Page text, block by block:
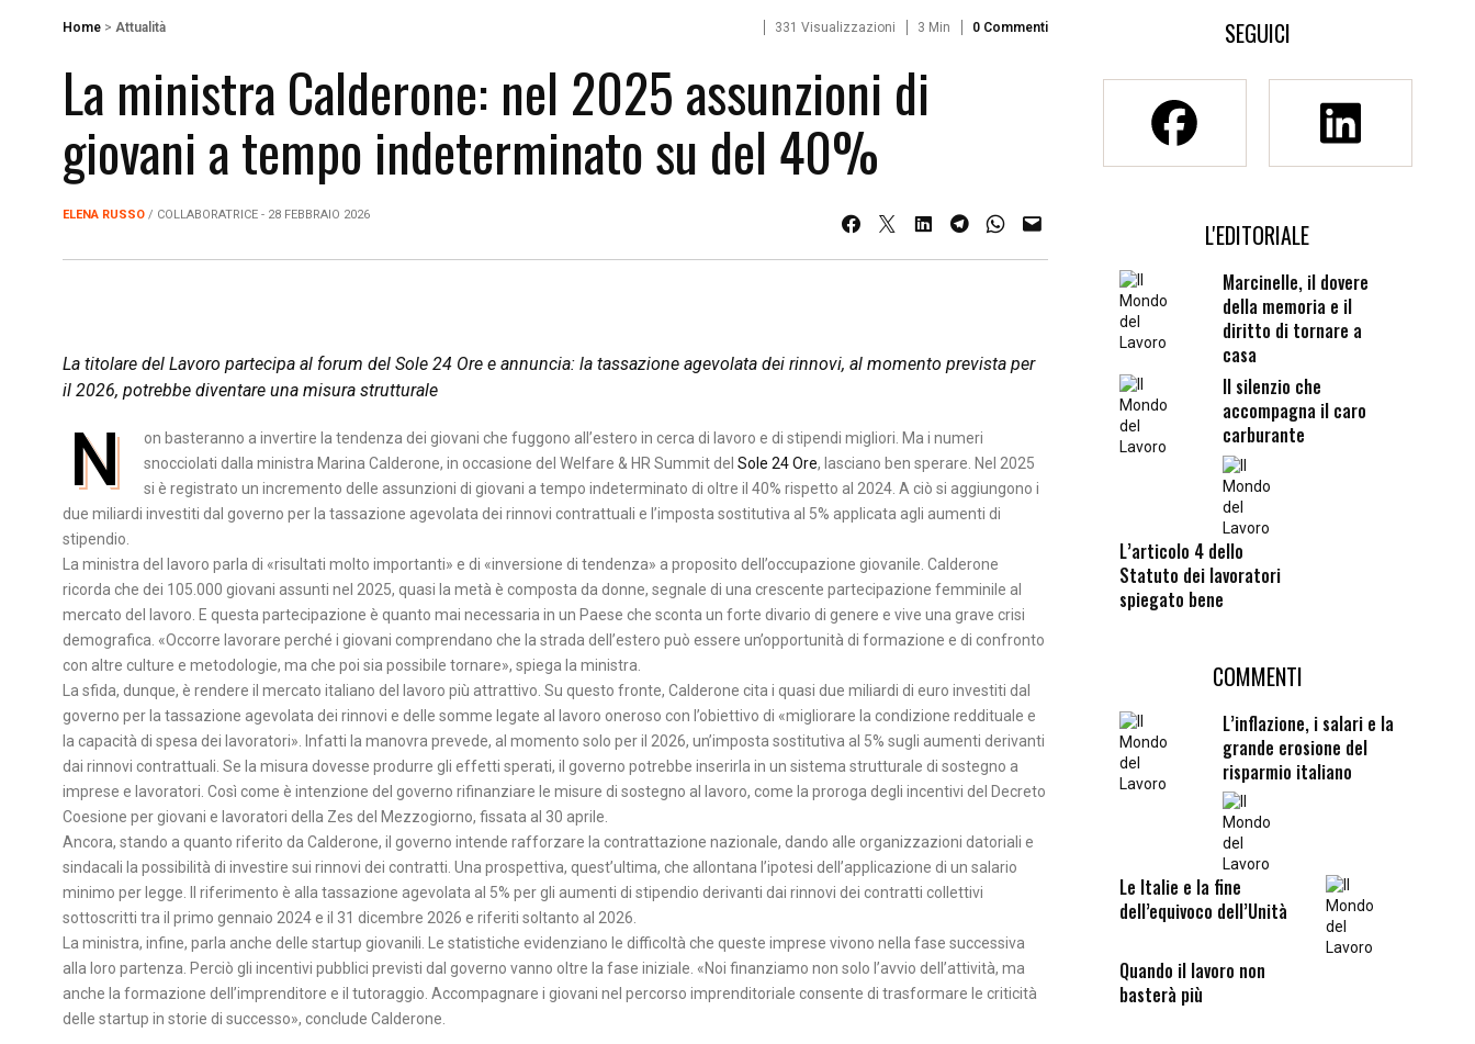
Home > Attualità 331 Visualizzazioni 3 Min 0 Commenti
La ministra Calderone: nel 2025 assunzioni di
giovani a tempo indeterminato su del 40%
ELENA RUSSO / COLLABORATRICE - 28 FEBBRAIO 2026
La titolare del Lavoro partecipa al forum del Sole 24 Ore e annuncia: la tassazione agevolata dei rinnovi, al momento prevista per
il 2026, potrebbe diventare una misura strutturale
N
on basteranno a invertire la tendenza dei giovani che fuggono all’estero in cerca di lavoro e di stipendi migliori. Ma i numeri
snocciolati dalla ministra Marina Calderone, in occasione del Welfare & HR Summit del Sole 24 Ore, lasciano ben sperare. Nel 2025
si è registrato un incremento delle assunzioni di giovani a tempo indeterminato di oltre il 40% rispetto al 2024. A ciò si aggiungono i
due miliardi investiti dal governo per la tassazione agevolata dei rinnovi contrattuali e l’imposta sostitutiva al 5% applicata agli aumenti di
stipendio.
La ministra del lavoro parla di «risultati molto importanti» e di «inversione di tendenza» a proposito dell’occupazione giovanile. Calderone
ricorda che dei 105.000 giovani assunti nel 2025, quasi la metà è composta da donne, segnale di una crescente partecipazione femminile al
mercato del lavoro. E questa partecipazione è quanto mai necessaria in un Paese che sconta un forte divario di genere e vive una grave crisi
demografica. «Occorre lavorare perché i giovani comprendano che la strada dell’estero può essere un’opportunità di formazione e di confronto
con altre culture e metodologie, ma che poi sia possibile tornare», spiega la ministra.
La sfida, dunque, è rendere il mercato italiano del lavoro più attrattivo. Su questo fronte, Calderone cita i quasi due miliardi di euro investiti dal
governo per la tassazione agevolata dei rinnovi e delle somme legate al lavoro oneroso con l’obiettivo di «migliorare la condizione reddituale e
la capacità di spesa dei lavoratori». Infatti la manovra prevede, al momento solo per il 2026, un’imposta sostitutiva al 5% sugli aumenti derivanti
dai rinnovi contrattuali. Se la misura dovesse produrre gli effetti sperati, il governo potrebbe inserirla in un sistema strutturale di sostegno a
imprese e lavoratori. Così come è intenzione del governo rifinanziare le misure di sostegno al lavoro, come la proroga degli incentivi del Decreto
Coesione per giovani e lavoratori della Zes del Mezzogiorno, fissata al 30 aprile.
Ancora, stando a quanto riferito da Calderone, il governo intende rafforzare la contrattazione nazionale, dando alle organizzazioni datoriali e
sindacali la possibilità di investire sui rinnovi dei contratti. Una prospettiva, quest’ultima, che allontana l’ipotesi dell’applicazione di un salario
minimo per legge. Il riferimento è alla tassazione agevolata al 5% per gli aumenti di stipendio derivanti dai rinnovi dei contratti collettivi
sottoscritti tra il primo gennaio 2024 e il 31 dicembre 2026 e riferiti soltanto al 2026.
La ministra, infine, parla anche delle startup giovanili. Le statistiche evidenziano le difficoltà che queste imprese vivono nella fase successiva
alla loro partenza. Perciò gli incentivi pubblici previsti dal governo vanno oltre la fase iniziale. «Noi finanziamo non solo l’avvio dell’attività, ma
anche la formazione dell’imprenditore e il tutoraggio. Accompagnare i giovani nel percorso imprenditoriale consente di trasformare le criticità
delle startup in storie di successo», conclude Calderone.
SEGUICI
L'EDITORIALE
Marcinelle, il dovere
della memoria e il
diritto di tornare a
casa
Il silenzio che
accompagna il caro
carburante
L’articolo 4 dello
Statuto dei lavoratori
spiegato bene
COMMENTI
L’inflazione, i salari e la
grande erosione del
risparmio italiano
Le Italie e la fine
dell’equivoco dell’Unità
Quando il lavoro non
basterà più